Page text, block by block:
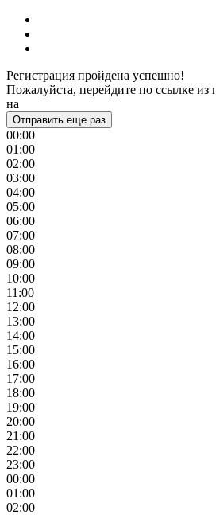
Регистрация пройдена успешно!
Пожалуйста, перейдите по ссылке из
на
Отправить еще раз
00:00
01:00
02:00
03:00
04:00
05:00
06:00
07:00
08:00
09:00
10:00
11:00
12:00
13:00
14:00
15:00
16:00
17:00
18:00
19:00
20:00
21:00
22:00
23:00
00:00
01:00
02:00